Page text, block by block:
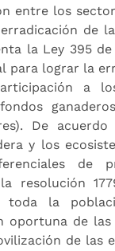
entre los
de
la Ley 395 de
para lograr la
a
De
y los
de
resolución
toda la
oportuna de
de las